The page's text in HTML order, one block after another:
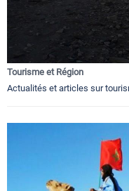
Tourisme et Région
Actualités et articles sur